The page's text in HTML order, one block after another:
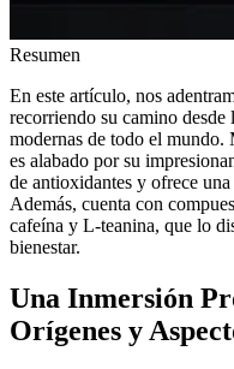
Resumen
En este artículo, nos
recorriendo su camino desde
modernas de todo el mundo.
es alabado por su
de antioxidantes y ofrece
Además, cuenta con
cafeína y L-teanina, que lo
bienestar.
Una Inmersión
Orígenes y